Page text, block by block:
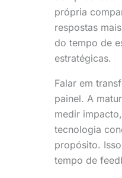
própria
respostas
do tempo de
estratégicas.
Falar em
painel. A
medir
tecnologia
propósito.
tempo de